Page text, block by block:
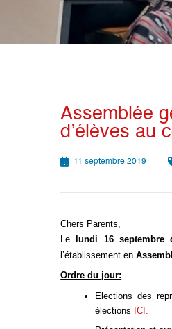
Assemblée
d’élèves au
11 septembre 2019
Chers Parents,
Lelundi 16 septembre
l’établissement en
Ordre du jour:
Elections des
élections ICI.